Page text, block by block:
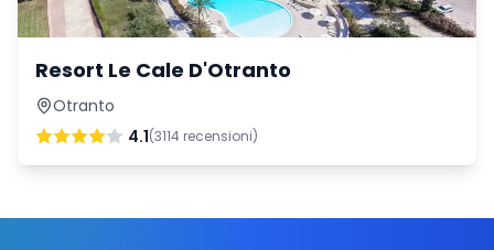
Resort Le Cale D'Otranto
Otranto
4.1(3114 recensioni)